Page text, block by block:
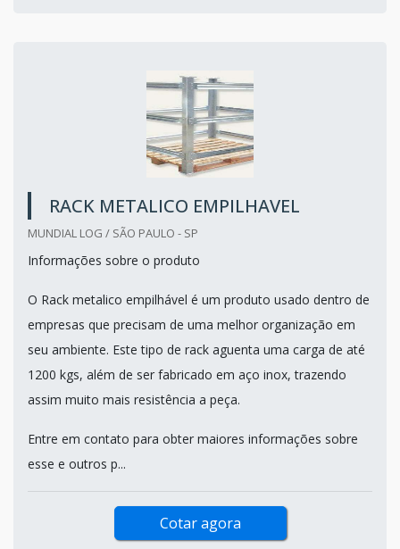
RACK METALICO EMPILHAVEL
MUNDIAL LOG / SÃO PAULO - SP
Informações sobre o produto
O Rack metalico empilhável é um produto usado dentro de
empresas que precisam de uma melhor organização em
seu ambiente. Este tipo de rack aguenta uma carga de até
1200 kgs, além de ser fabricado em aço inox, trazendo
assim muito mais resistência a peça.
Entre em contato para obter maiores informações sobre
esse e outros p...
Cotar agora